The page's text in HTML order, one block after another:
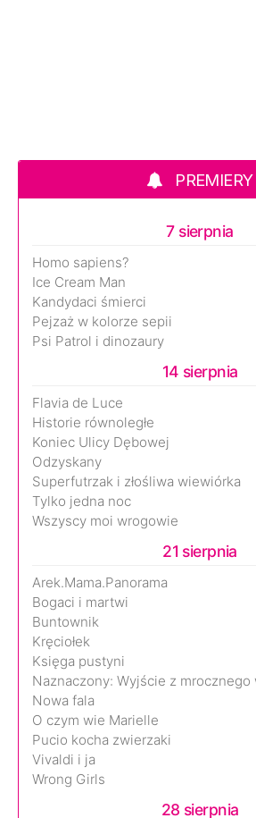
PREMIERY
7 sierpnia
Homo sapiens?
Ice Cream Man
Kandydaci śmierci
Pejzaż w kolorze sepii
Psi Patrol i dinozaury
14 sierpnia
Flavia de Luce
Historie równoległe
Koniec Ulicy Dębowej
Odzyskany
Superfutrzak i złośliwa wiewiórka
Tylko jedna noc
Wszyscy moi wrogowie
21 sierpnia
Arek.Mama.Panorama
Bogaci i martwi
Buntownik
Kręciołek
Księga pustyni
Naznaczony: Wyjście z mrocznego
Nowa fala
O czym wie Marielle
Pucio kocha zwierzaki
Vivaldi i ja
Wrong Girls
28 sierpnia